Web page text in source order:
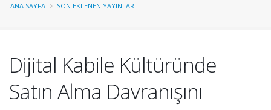
ANA SAYFA SON EKLENEN YAYINLAR
Dijital Kabile Kültüründe
Satın Alma Davranışını